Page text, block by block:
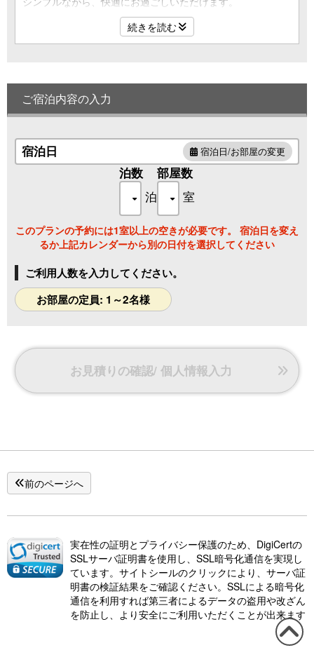
続きを読む
ご宿泊内容の入力
宿泊日 宿泊日/お部屋の変更
泊数
泊
部屋数
室
このプランの予約には1室以上の空きが必要です。 宿泊日を変え
るか上記カレンダーから別の日付を選択してください
ご利用人数を入力してください。
お部屋の定員: 1～2名様
お見積りの確認/ 個人情報入力
前のページへ
実在性の証明とプライバシー保護のため、DigiCertの
SSLサーバ証明書を使用し、SSL暗号化通信を実現し
ています。サイトシールのクリックにより、サーバ証
明書の検証結果をご確認ください。SSLによる暗号化
通信を利用すれば第三者によるデータの盗用や改ざん
を防止し、より安全にご利用いただくことが出来ます